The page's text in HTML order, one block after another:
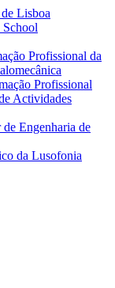
Lisboa
Profissional da
Profissional
Actividades
Engenharia de
da Lusofonia